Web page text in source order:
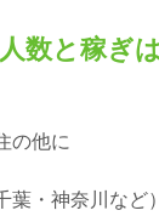
数と稼ぎ
の他に
葉・神奈川など